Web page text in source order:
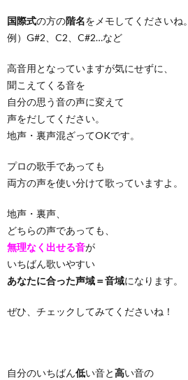
国際式の方の階名をメモしてくださいね。
例）G#2、C2、C#2…など
高音用となっていますが気にせずに、
聞こえてくる音を
自分の思う音の声に変えて
声をだしてください。
地声・裏声混ざってOKです。
プロの歌手であっても
両方の声を使い分けて歌っていますよ。
地声・裏声、
どちらの声であっても、
無理なく出せる音が
いちばん歌いやすい
あなたに合った声域＝音域になります。
ぜひ、チェックしてみてくださいね！
自分のいちばん低い音と高い音の